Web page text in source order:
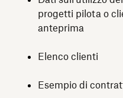
progetti pilota o
anteprima
Elenco clienti
Esempio di